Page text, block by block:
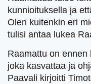
kunnioituksella ja
Olen kuitenkin eri
tulisi antaa lukea
Raamattu on
joka kasvattaa ja
Paavali kirjoitti